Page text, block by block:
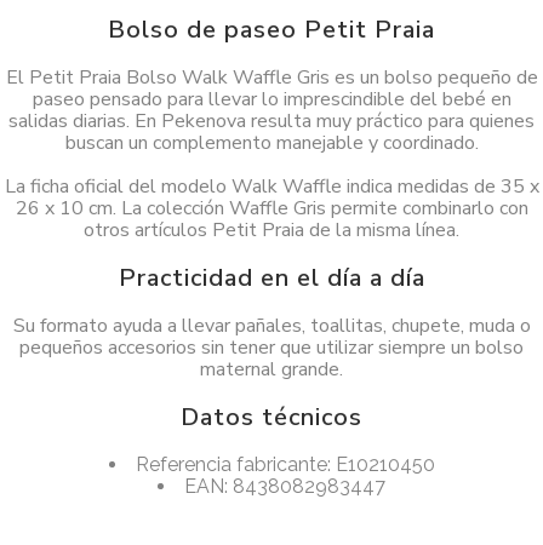
Bolso de paseo Petit Praia
El Petit Praia Bolso Walk Waffle Gris es un bolso pequeño de
paseo pensado para llevar lo imprescindible del bebé en
salidas diarias. En Pekenova resulta muy práctico para quienes
buscan un complemento manejable y coordinado.
La ficha oficial del modelo Walk Waffle indica medidas de 35 x
26 x 10 cm. La colección Waffle Gris permite combinarlo con
otros artículos Petit Praia de la misma línea.
Practicidad en el día a día
Su formato ayuda a llevar pañales, toallitas, chupete, muda o
pequeños accesorios sin tener que utilizar siempre un bolso
maternal grande.
Datos técnicos
Referencia fabricante: E10210450
EAN: 8438082983447